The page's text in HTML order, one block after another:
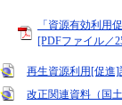
「資源有効利用
[PDFファイル／
再生資源利用[促進]
改正関連資料（国